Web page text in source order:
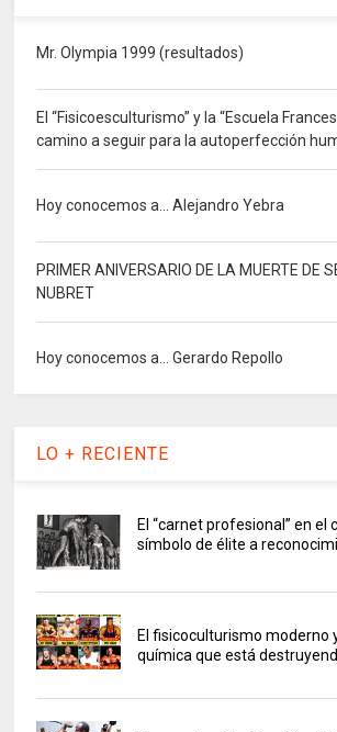
Mr. Olympia 1999 (resultados)
El “Fisicoesculturismo” y la “Escuela
camino a seguir para la autoperfección
Hoy conocemos a... Alejandro Yebra
PRIMER ANIVERSARIO DE LA MUERTE DE
NUBRET
Hoy conocemos a... Gerardo Repollo
LO + RECIENTE
El “carnet profesional” en el
símbolo de élite a
El fisicoculturismo moderno
química que está